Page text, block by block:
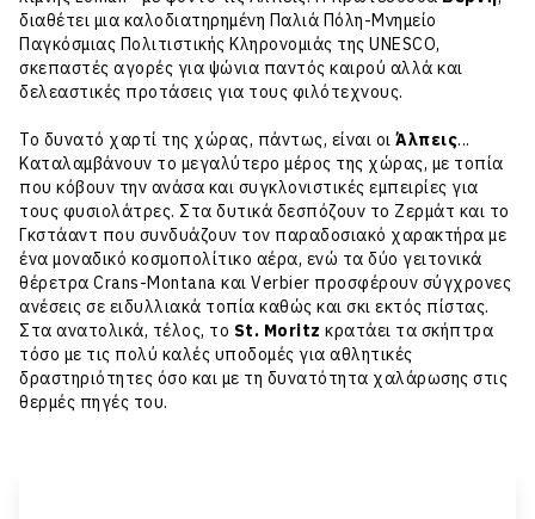
διαθέτει μια καλοδιατηρημένη Παλιά Πόλη-Μνημείο
Παγκόσμιας Πολιτιστικής Κληρονομιάς της UNESCO,
σκεπαστές αγορές για ψώνια παντός καιρού αλλά και
δελεαστικές προτάσεις για τους φιλότεχνους.
Το δυνατό χαρτί της χώρας, πάντως, είναι οι Άλπεις...
Καταλαμβάνουν το μεγαλύτερο μέρος της χώρας, με τοπία
που κόβουν την ανάσα και συγκλονιστικές εμπειρίες για
τους φυσιολάτρες. Στα δυτικά δεσπόζουν το Ζερμάτ και το
Γκστάαντ που συνδυάζουν τον παραδοσιακό χαρακτήρα με
ένα μοναδικό κοσμοπολίτικο αέρα, ενώ τα δύο γειτονικά
θέρετρα Crans-Montana και Verbier προσφέρουν σύγχρονες
ανέσεις σε ειδυλλιακά τοπία καθώς και σκι εκτός πίστας.
Στα ανατολικά, τέλος, το St. Moritz κρατάει τα σκήπτρα
τόσο με τις πολύ καλές υποδομές για αθλητικές
δραστηριότητες όσο και με τη δυνατότητα χαλάρωσης στις
θερμές πηγές του.